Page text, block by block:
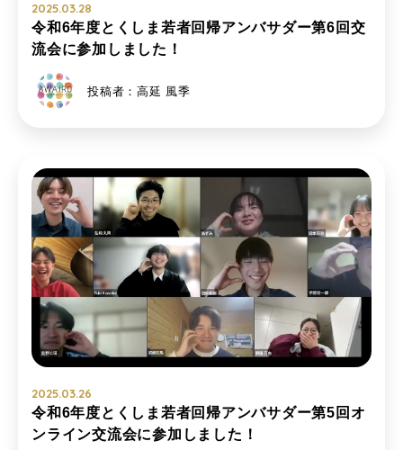
2025.03.28
令和6年度とくしま若者回帰アンバサダー第6回交
流会に参加しました！
投稿者：高延 風季
2025.03.26
令和6年度とくしま若者回帰アンバサダー第5回オ
ンライン交流会に参加しました！